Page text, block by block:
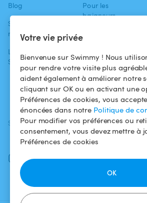
Votre vie privée
Bienvenue sur Swimmy ! Nous
pour rendre votre visite plus
aident également à améliorer notre
cliquant sur OK ou en activant une
Préférences de cookies, vous
énoncées dans notre Politique de
Pour modifier vos préférences ou
consentement, vous devez mettre à
Préférences de cookies
OK
Blog
Swimmy dans les
médias
L'aventure
Swimmy
Pour les
baigneurs
Louer ma piscine
Comment ça
marche ?
SUIVEZ-NOUS
Facebook
Instagram